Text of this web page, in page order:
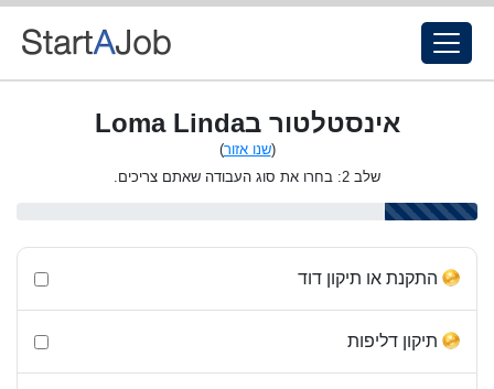
אינסטלטור בLoma Linda
(שנו אזור)
שלב 2: בחרו את סוג העבודה שאתם צריכים.
התקנת או תיקון דוד
תיקון דליפות